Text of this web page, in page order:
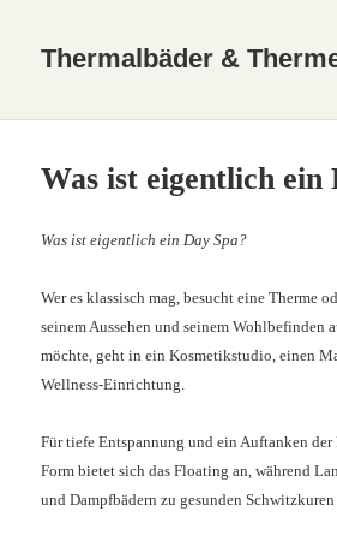
Thermalbäder &
Was ist eigentlich ein
Was ist eigentlich ein Day Spa?
Wer es klassisch mag, besucht eine Therme
seinem Aussehen und seinem Wohlbefinden
möchte, geht in ein Kosmetikstudio, einen
Wellness-Einrichtung.
Für tiefe Entspannung und ein Auftanken der
Form bietet sich das Floating an, während
und Dampfbädern zu gesunden